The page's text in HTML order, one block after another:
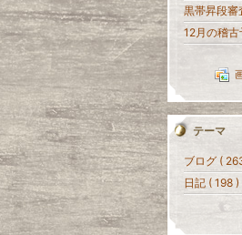
黒帯昇段審
12月の稽古
テーマ
ブログ (
日記 ( 198 )